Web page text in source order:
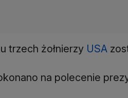
trzech żołnierzy USA
na polecenie